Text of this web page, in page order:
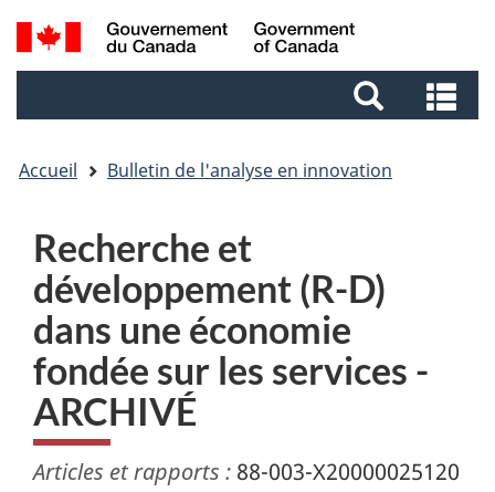
Aller
au
Aller
au
Passer
à
Recherche
et
et
Accueil Bulletin de l'analyse en innovation
Recherche et
développement (R-D)
dans une économie
fondée sur les services -
ARCHIVÉ
Articles et rapports : 88-003-X20000025120